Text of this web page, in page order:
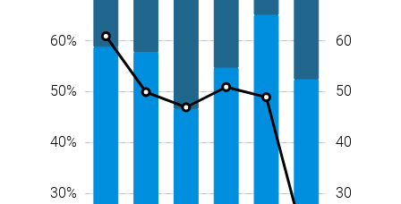
10%
60%
50%
40%
30%
10
30
40
50
60